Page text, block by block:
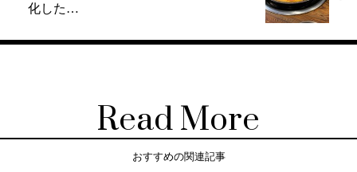
化した…
Read More
おすすめの関連記事